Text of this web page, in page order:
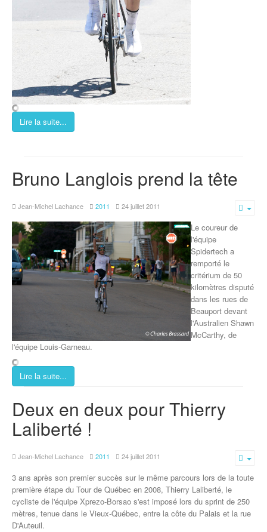
Lire la suite...
Bruno Langlois prend la tête
Jean-Michel Lachance 2011 24 juillet 2011
Le coureur de
l'équipe
Spidertech a
remporté le
critérium de 50
kilomètres disputé
dans les rues de
Beauport devant
l'Australien Shawn
McCarthy, de
l'équipe Louis-Garneau.
Lire la suite...
Deux en deux pour Thierry
Laliberté !
Jean-Michel Lachance 2011 24 juillet 2011
3 ans après son premier succès sur le même parcours lors de la toute
première étape du Tour de Québec en 2008, Thierry Laliberté, le
cycliste de l'équipe Xprezo-Borsao s'est imposé lors du sprint de 250
mètres, tenue dans le Vieux-Québec, entre la côte du Palais et la rue
D'Auteuil.